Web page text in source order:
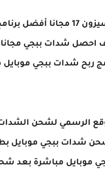
شدات ببجي موبايل
موبايل مباشرة بعد